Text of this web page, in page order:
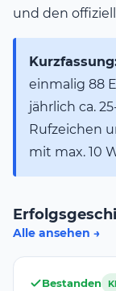
und den
einmalig 88
jährlich ca.
Rufzeichen
mit max. 10
Alle ansehen
Bestanden